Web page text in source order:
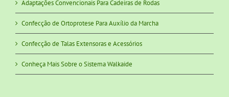
Adaptações Convencionais Para Cadeiras de Rodas
Confecção de Ortoprotese Para Auxílio da Marcha
Confecção de Talas Extensoras e Acessórios
Conheça Mais Sobre o Sistema Walkaide